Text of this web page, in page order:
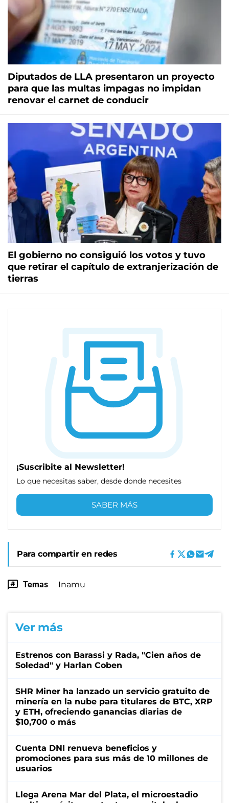
Diputados de LLA presentaron un proyecto
para que las multas impagas no impidan
renovar el carnet de conducir
El gobierno no consiguió los votos y tuvo
que retirar el capítulo de extranjerización de
tierras
¡Suscribite al Newsletter!
Lo que necesitas saber, desde donde necesites
SABER MÁS
Para compartir en redes
Temas Inamu
Ver más
Estrenos con Barassi y Rada, "Cien años de
Soledad" y Harlan Coben
SHR Miner ha lanzado un servicio gratuito de
minería en la nube para titulares de BTC, XRP
y ETH, ofreciendo ganancias diarias de
$10,700 o más
Cuenta DNI renueva beneficios y
promociones para sus más de 10 millones de
usuarios
Llega Arena Mar del Plata, el microestadio